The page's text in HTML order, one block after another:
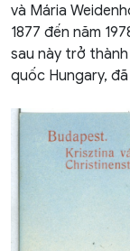
và Mária
1877 đến năm
sau này trở
quốc Hungary,